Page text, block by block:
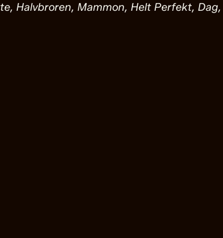
Halvbroren, Mammon, Helt Perfekt, Dag,